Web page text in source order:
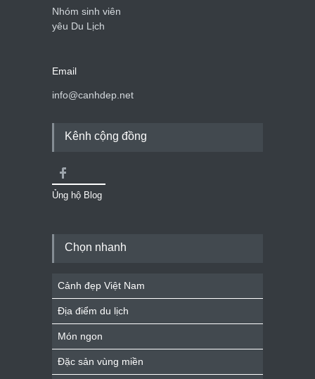
Nhóm sinh viên
yêu Du Lịch
Email
info@canhdep.net
Kênh cộng đồng
Ủng hộ Blog
Chọn nhanh
Cảnh đẹp Việt Nam
Địa điểm du lịch
Món ngon
Đặc sản vùng miền